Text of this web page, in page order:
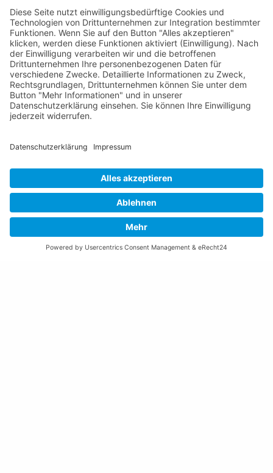
Tel +423 / 237 72 00
Email schreiben
Impressum
Datenschutzerklärung
Nutzungsbedingungen Chatbot
Barrierefreiheit
Öffnungszeiten Rathaus
Montag bis Donnerstag:
08:00 – 11:30 und 13:30 – 17:00 Uhr
(vor Feiertagen bis 16:00 Uhr)
Freitag:
08:00 – 11:30 Uhr